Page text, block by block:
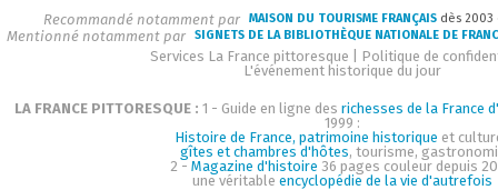
Recommandé notamment par MAISON DU TOURISME FRANÇAIS dès
Mentionné notamment par SIGNETS DE LA BIBLIOTHÈQUE NATIONALE DE
Services La France pittoresque
Politique de
L'événement historique du jour
LA FRANCE PITTORESQUE : 1 - Guide en ligne des richesses de la France
1999 :
Histoire de France, patrimoine historique et
gîtes et chambres d'hôtes, tourisme,
2 - Magazine d'histoire 36 pages couleur depuis
une véritable encyclopédie de la vie d'autrefois